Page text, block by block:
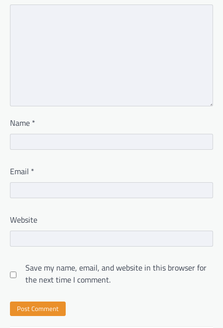
Name *
Email *
Website
Save my name, email, and website in this browser for
the next time I comment.